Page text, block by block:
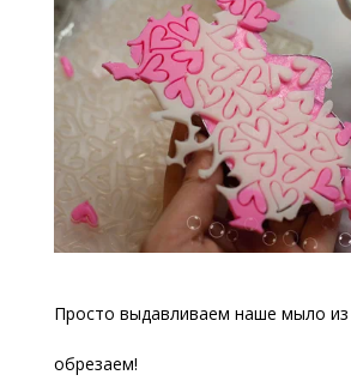
Просто выдавливаем наше мыло
обрезаем!